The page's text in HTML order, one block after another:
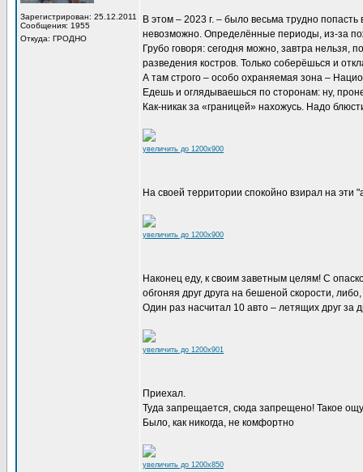
Зарегистрирован: 25.12.2011
Сообщения: 1955
Откуда: ГРОДНО
В этом – 2023 г. – было весьма трудно
невозможно. Определённые периоды, из-за
Грубо говоря: сегодня можно, завтра нельзя,
разведения костров. Только соберёшься и
А там строго – особо охраняемая зона –
Едешь и оглядываешься по сторонам: ну,
Как-никак за «границей» нахожусь. Надо
увеличить до 1200x900
На своей территории спокойно взирал на эти
увеличить до 1200x900
Наконец еду, к своим заветным целям! С
обгоняя друг друга на бешеной скорости,
Один раз насчитал 10 авто – летящих друг за
увеличить до 1200x901
Приехал.
Туда запрещается, сюда запрещено! Такое
Было, как никогда, не комфортно
увеличить до 1200x850